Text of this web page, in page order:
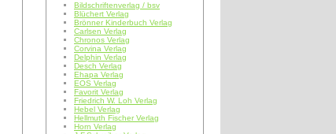
Bildschriftenverlag / bsv
Blüchert Verlag
Brönner Kinderbuch Verlag
Carlsen Verlag
Chronos Verlag
Corvina Verlag
Delphin Verlag
Desch Verlag
Ehapa Verlag
EOS Verlag
Favorit Verlag
Friedrich W. Loh Verlag
Hebel Verlag
Hellmuth Fischer Verlag
Horn Verlag